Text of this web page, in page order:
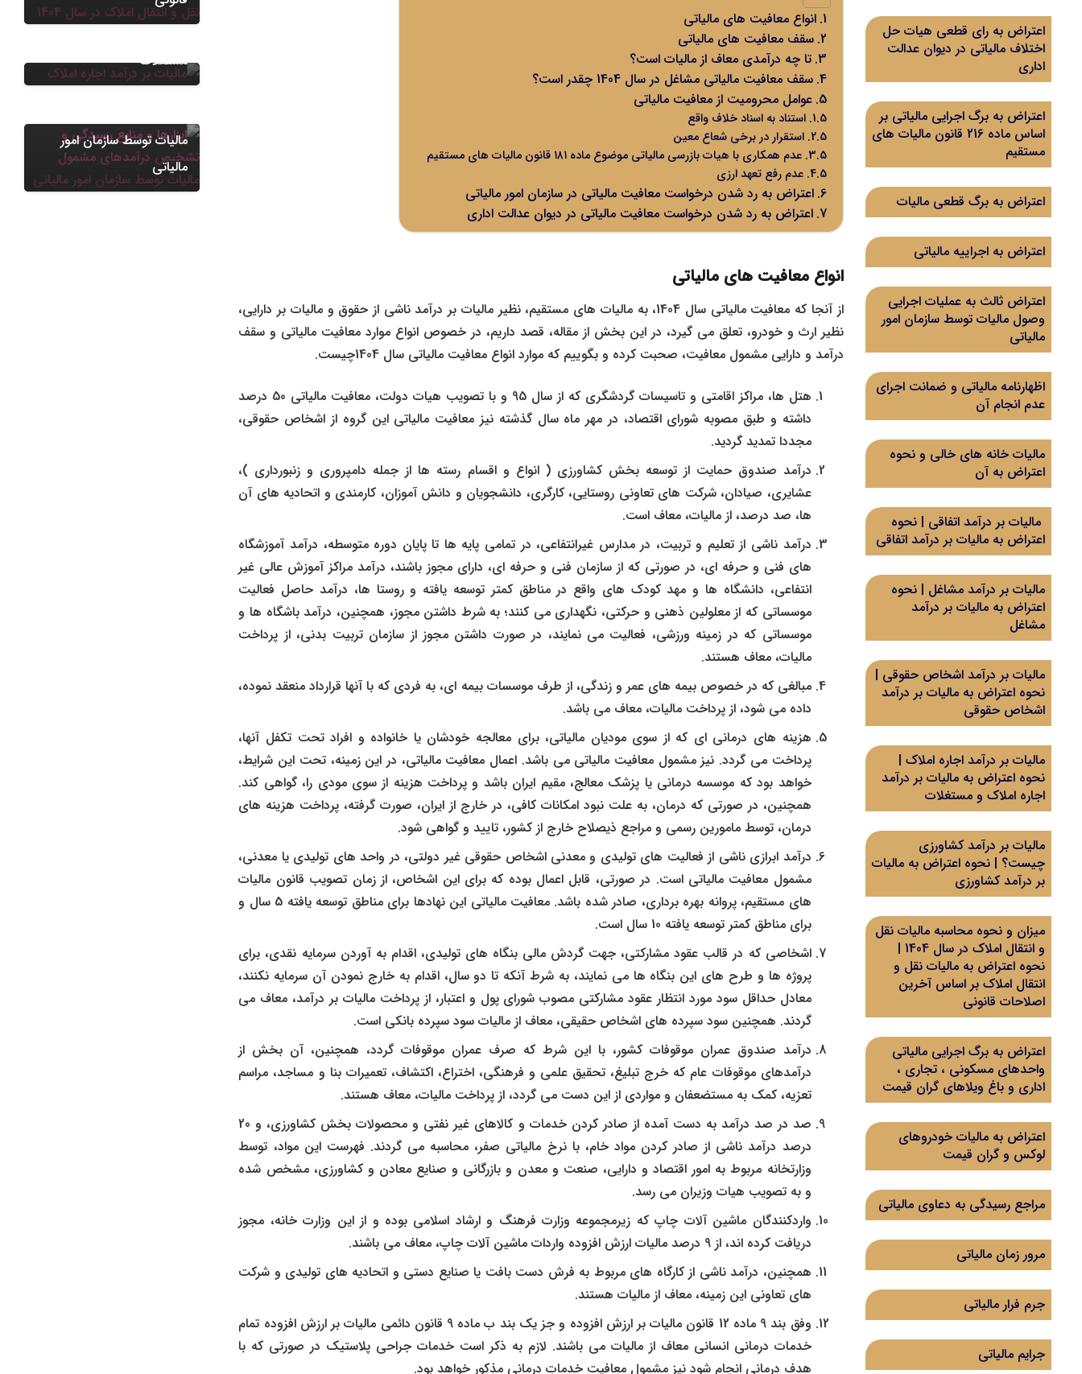
اعتراض به رای قطعی هیات حل
اختلاف مالیاتی در دیوان عدالت
اداری
اعتراض به برگ اجرایی مالیاتی بر
اساس ماده 216 قانون مالیات های
مستقیم
اعتراض به برگ قطعی مالیات
اعتراض به اجراییه مالیاتی
اعتراض ثالث به عملیات اجرایی
وصول مالیات توسط سازمان امور
مالیاتی
اظهارنامه مالیاتی و ضمانت اجرای
عدم انجام آن
مالیات خانه های خالی و نحوه
اعتراض به آن
مالیات بر درآمد اتفاقی | نحوه
اعتراض به مالیات بر درآمد اتفاقی
مالیات بر درآمد مشاغل | نحوه
اعتراض به مالیات بر درآمد
مشاغل
مالیات بر درآمد اشخاص حقوقی |
نحوه اعتراض به مالیات بر درآمد
اشخاص حقوقی
مالیات بر درآمد اجاره املاک |
نحوه اعتراض به مالیات بر درآمد
اجاره املاک و مستغلات
مالیات بر درآمد کشاورزی
چیست؟ | نحوه اعتراض به مالیات
بر درآمد کشاورزی
میزان و نحوه محاسبه مالیات نقل
و انتقال املاک در سال 1404 |
نحوه اعتراض به مالیات نقل و
انتقال املاک بر اساس آخرین
اصلاحات قانونی
اعتراض به برگ اجرایی مالیاتی
واحدهای مسکونی ، تجاری ،
اداری و باغ ویلاهای گران قیمت
اعتراض به مالیات خودروهای
لوکس و گران قیمت
مراجع رسیدگی به دعاوی مالیاتی
مرور زمان مالیاتی
جرم فرار مالیاتی
جرایم مالیاتی
انواع معافیت های مالیاتی
سقف معافیت های مالیاتی
تا چه درآمدی معاف از مالیات است؟
سقف معافیت مالیاتی مشاغل در سال 1404 چقدر است؟
عوامل محرومیت از معافیت مالیاتی
استناد به اسناد خلاف واقع
استقرار در برخی شعاع معین
عدم همکاری با هیات بازرسی مالیاتی موضوع ماده ۱۸۱ قانون مالیات های مستقیم
عدم رفع تعهد ارزی
اعتراض به رد شدن درخواست معافیت مالیاتی در سازمان امور مالیاتی
اعتراض به رد شدن درخواست معافیت مالیاتی در دیوان عدالت اداری
انواع معافیت های مالیاتی
از آنجا که معافیت مالیاتی سال 1404، به مالیات های مستقیم، نظیر مالیات بر درآمد ناشی از حقوق و مالیات بر دارایی،
نظیر ارث و خودرو، تعلق می گیرد، در این بخش از مقاله، قصد داریم، در خصوص انواع موارد معافیت مالیاتی و سقف
درآمد و دارایی مشمول معافیت، صحبت کرده و بگوییم که موارد انواع معافیت مالیاتی سال 1404چیست.
هتل‌ ها، مراکز اقامتی و تاسیسات گردشگری که از سال 95 و با تصویب هیات دولت، معافیت مالیاتی 50 درصد
داشته و طبق مصوبه شورای اقتصاد، در مهر ماه سال گذشته نیز معافیت مالیاتی این گروه از اشخاص حقوقی،
مجددا تمدید گردید.
درآمد صندوق حمایت از توسعه بخش کشاورزی ( انواع و اقسام رسته‌ ها از جمله دامپروری و زنبورداری )،
عشایری، صیادان، شرکت های تعاونی روستایی، کارگری، دانشجویان و دانش‌ آموزان، کارمندی و اتحادیه‌ های آن
ها، صد درصد، از مالیات‌، معاف است.
درآمد ناشی از تعليم و تربيت، در مدارس غیرانتفاعی، در تمامی پایه ها تا پایان دوره متوسطه، درآمد آموزشگاه
های فنی و حرفه ای، در صورتی که از سازمان فنی و حرفه ای، دارای مجوز باشند، درآمد مراکز آموزش عالی غیر
انتفاعی، دانشگاه ها و مهد کودک های واقع در مناطق کمتر توسعه یافته و روستا ها، درآمد حاصل فعالیت
موسساتی که از معلولین ذهنی و حرکتی، نگهداری می کنند؛ به شرط داشتن مجوز، همچنین، درآمد باشگاه ها و
موسساتی که در زمینه ورزشی، فعالیت می نمایند، در صورت داشتن مجوز از سازمان تربیت بدنی، از پرداخت
مالیات، معاف هستند.
مبالغی که در خصوص بیمه های عمر و زندگی، از طرف موسسات بیمه ای، به فردی که با آنها قرارداد منعقد نموده،
داده می شود، از پرداخت مالیات، معاف می باشد.
هزینه های درمانی ای که از سوی مودیان مالیاتی، برای معالجه خودشان یا خانواده و افراد تحت تکفل آنها،
پرداخت می گردد. نیز مشمول معافیت مالیاتی می باشد. اعمال معافیت مالیاتی، در این زمینه، تحت این شرایط،
خواهد بود که موسسه درمانی یا پزشک معالج، مقیم ایران باشد و پرداخت هزینه از سوی مودی را، گواهی کند.
همچنین، در صورتی که درمان، به علت نبود امکانات کافی، در خارج از ایران، صورت گرفته، پرداخت هزینه های
درمان، توسط مامورین رسمی و مراجع ذیصلاح خارج از کشور، تایید و گواهی شود.
درآمد ابرازی ناشی از فعالیت های تولیدی و معدنی اشخاص حقوقی غیر دولتی، در واحد های تولیدی یا معدنی،
مشمول معافیت مالیاتی است. در صورتی، قابل اعمال بوده که برای این اشخاص، از زمان تصویب قانون مالیات
های مستقیم، پروانه بهره برداری، صادر شده باشد. معافیت مالیاتی این نهادها برای مناطق توسعه یافته 5 سال و
برای مناطق کمتر توسعه یافته 10 سال است.
اشخاصی که در قالب عقود مشارکتی، جهت گردش مالی بنگاه های تولیدی، اقدام به آوردن سرمایه نقدی، برای
پروژه ها و طرح های این بنگاه ها می نمایند، به شرط آنکه تا دو سال، اقدام به خارج نمودن آن سرمایه نکنند،
معادل حداقل سود مورد انتظار عقود مشارکتی مصوب شورای پول و اعتبار، از پرداخت مالیات بر درآمد، معاف می
گردند. همچنین سود سپرده های اشخاص حقیقی، معاف از مالیات سود سپرده بانکی است.
درآمد صندوق عمران موقوفات کشور، با این شرط که صرف عمران موقوفات گردد، همچنین، آن بخش از
درآمدهای موقوفات عام که خرج تبلیغ، تحقیق علمی و فرهنگی، اختراع، اکتشاف، تعمیرات بنا و مساجد، مراسم
تعزیه، کمک به مستضعفان و مواردی از این دست می گردد، از پرداخت مالیات، معاف هستند.
صد در صد درآمد به دست آمده از صادر کردن خدمات و کالاهای غیر نفتی و محصولات بخش کشاورزی، و 20
درصد درآمد ناشی از صادر کردن مواد خام، با نرخ مالیاتی صفر، محاسبه می گردند. فهرست این مواد، توسط
وزارتخانه مربوط به امور اقتصاد و دارایی، صنعت و معدن و بازرگانی و صنایع معادن و کشاورزی، مشخص شده
و به تصویب هیات وزیران می رسد.
واردکنندگان ماشین آلات چاپ که زیرمجموعه وزارت فرهنگ و ارشاد اسلامی بوده و از این وزارت خانه، مجوز
دریافت کرده اند، از 9 درصد مالیات ارزش افزوده واردات ماشین آلات چاپ، معاف می باشند.
همچنین، درآمد ناشی از کارگاه های مربوط به فرش دست بافت یا صنایع دستی و اتحادیه های تولیدی و شرکت
های تعاونی این زمینه، معاف از مالیات هستند.
وفق بند 9 ماده 12 قانون مالیات بر ارزش افزوده و جز یک بند ب ماده 9 قانون دائمی مالیات بر ارزش افزوده تمام
خدمات درمانی انسانی معاف از مالیات می باشند. لازم به ذکر است خدمات جراحی پلاستیک در صورتی که با
هدف درمانی انجام شود نیز مشمول معافیت خدمات درمانی مذکور خواهد بود.
نحوه اعتراض به مالیات بر
مستغلات
ابزارها و منابع رسیدگی و
مالیات توسط سازمان امور
مالیاتی